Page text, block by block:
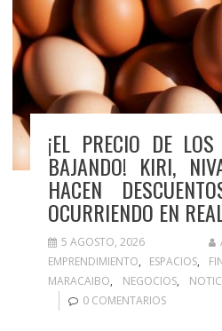
¡EL PRECIO DE
BAJANDO! KIRI,
HACEN
OCURRIENDO EN
5 AGOSTO, 2026
EMPRENDIMIENTO, ESPACIOS,
MARACAIBO, NEGOCIOS,
0 COMENTARIOS